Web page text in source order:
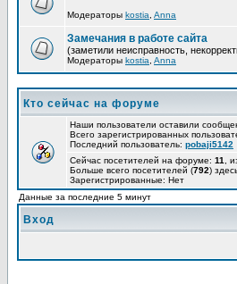
Модераторы kostia Anna
Замечания в работе сайта
(заметили неисправность,
Модераторы kostia Anna
Кто сейчас на форуме
Наши пользователи оставили
Всего зарегистрированных
Последний пользователь: pobaji5142
Сейчас посетителей на форуме: 11
,
Больше всего посетителей (792)
Зарегистрированные: Нет
Данные за последние 5 минут
Вход